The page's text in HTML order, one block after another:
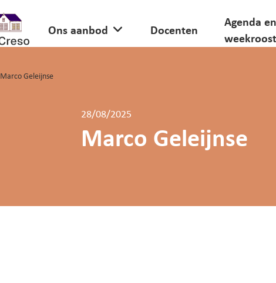
Ons aanbod Docenten
Agenda en
Marco Geleijnse
28/08/2025
Marco Geleijnse